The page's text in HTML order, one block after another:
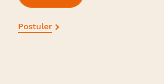
Postuler